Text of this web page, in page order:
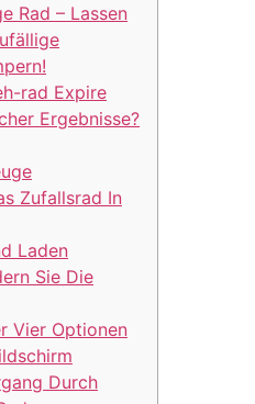
Rad – Lassen
rad Expire
Ergebnisse?
Zufallsrad In
Laden
Sie Die
Vier Optionen
Durch